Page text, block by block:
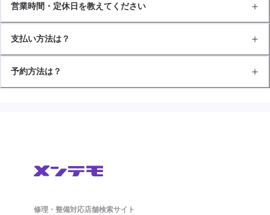
営業時間・定休日を教えてください
支払い方法は？
予約方法は？
修理・整備対応店舗検索サイト